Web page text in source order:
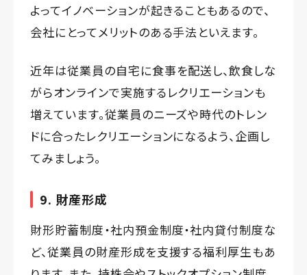
よってイノベーションが起きることもあるので、
会社にとってメリットのある手法といえます。
近年は従業員の自宅に食事を配送し、飲食しな
がらオンラインで実施するレクリエーションも
増えています。従業員のニーズや時代のトレン
ドに合ったレクリエーションになるよう、企画し
てみましょう。
9. 財産形成
財形貯蓄制度・社内預金制度・社内貸付制度な
ど、従業員の財産形成を支援する福利厚生もあ